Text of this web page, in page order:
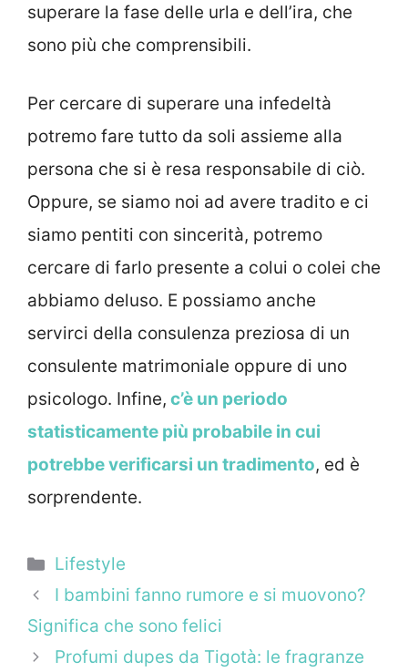
superare la fase delle urla e dell’ira, che
sono più che comprensibili.
Per cercare di superare una infedeltà
potremo fare tutto da soli assieme alla
persona che si è resa responsabile di ciò.
Oppure, se siamo noi ad avere tradito e ci
siamo pentiti con sincerità, potremo
cercare di farlo presente a colui o colei che
abbiamo deluso. E possiamo anche
servirci della consulenza preziosa di un
consulente matrimoniale oppure di uno
psicologo. Infine, c’è un periodo
statisticamente più probabile in cui
potrebbe verificarsi un tradimento, ed è
sorprendente.
Categorie
Lifestyle
I bambini fanno rumore e si muovono?
Significa che sono felici
Profumi dupes da Tigotà: le fragranze